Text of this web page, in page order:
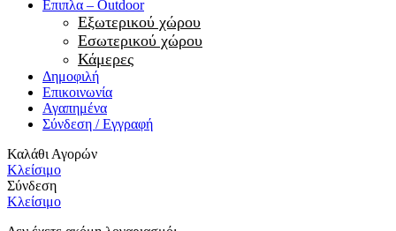
Επιπλα – Outdoor
Εξωτερικού χώρου
Εσωτερικού χώρου
Κάμερες
Δημοφιλή
Επικοινωνία
Αγαπημένα
Σύνδεση / Εγγραφή
Καλάθι Αγορών
Κλείσιμο
Σύνδεση
Κλείσιμο